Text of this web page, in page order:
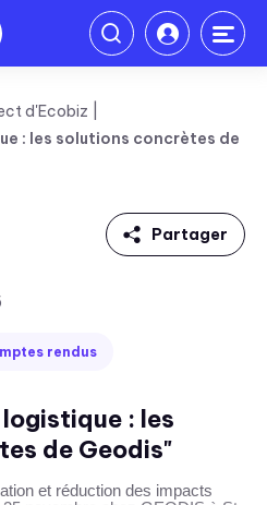
d'Ecobiz
: les solutions concrètes de
Partager
Mail
rendus
: les
de Geodis"
et réduction des impacts